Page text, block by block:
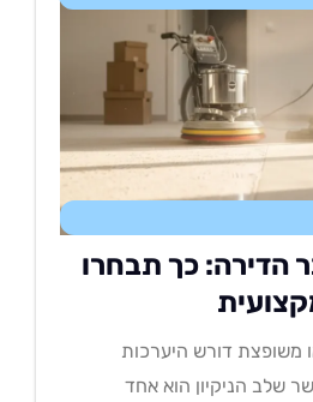
כך תבחרו
היערכות
הוא אחד